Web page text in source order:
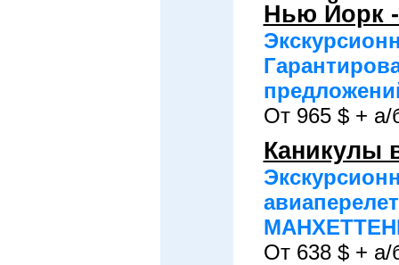
Нью Йорк
От 965 $ + а/
Каникулы
От 638 $ + а/